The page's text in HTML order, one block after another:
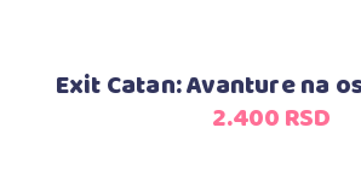
Exit Catan: Avanture na
2.400RSD